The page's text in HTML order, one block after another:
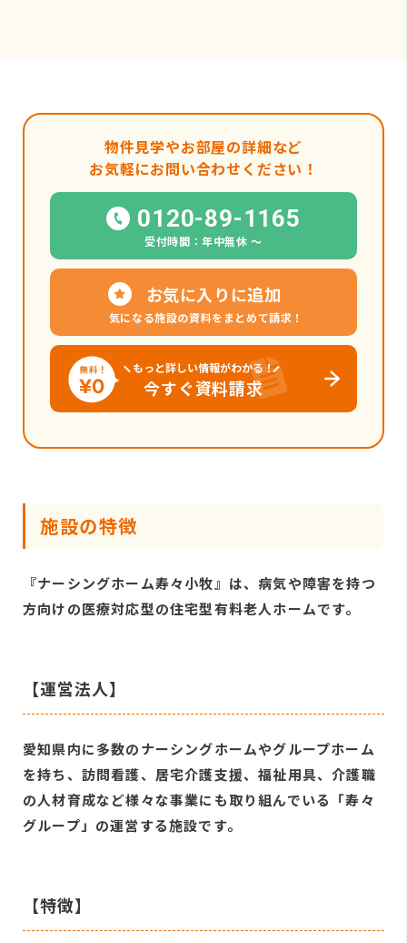
物件見学やお部屋の詳細など
お気軽にお問い合わせください！
0120-89-1165
受付時間：年中無休 〜
お気に入りに追加
気になる施設の資料をまとめて請求！
もっと詳しい情報がわかる！
今すぐ資料請求
施設の特徴
『ナーシングホーム寿々小牧』は、病気や障害を持つ
方向けの医療対応型の住宅型有料老人ホームです。
【運営法人】
愛知県内に多数のナーシングホームやグループホーム
を持ち、訪問看護、居宅介護支援、福祉用具、介護職
の人材育成など様々な事業にも取り組んでいる「寿々
グループ」の運営する施設です。
【特徴】